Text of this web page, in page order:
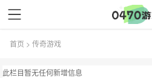
首页 >传奇游戏
此栏目暂无任何新增信息